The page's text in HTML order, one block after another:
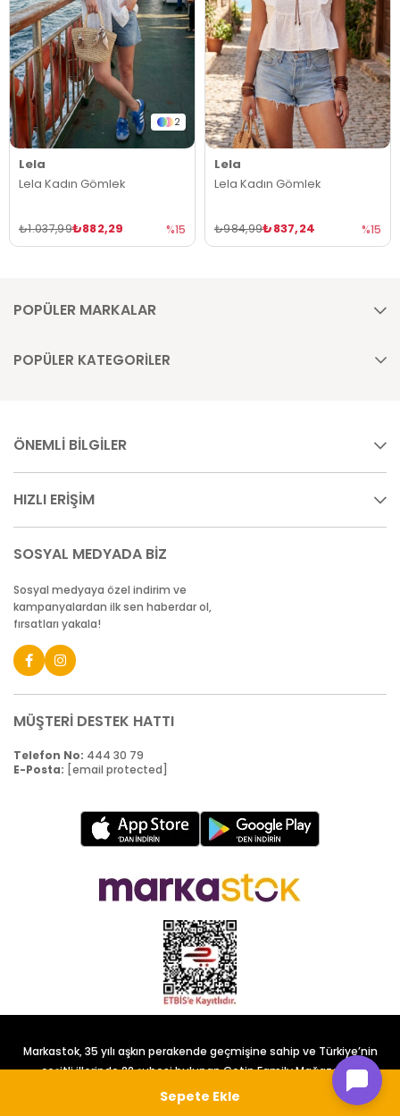
2
Lela
Lela Kadın Gömlek
₺882,29
₺1.037,99 %15
Lela
Lela Kadın Gömlek
₺837,24
₺984,99 %15
POPÜLER MARKALAR
POPÜLER KATEGORİLER
ÖNEMLİ BİLGİLER
HIZLI ERİŞİM
SOSYAL MEDYADA BİZ
Sosyal medyaya özel indirim ve
kampanyalardan ilk sen haberdar ol,
fırsatları yakala!
MÜŞTERİ DESTEK HATTI
Telefon No: 444 30 79
E-Posta: [email protected]
Markastok, 35 yılı aşkın perakende geçmişine sahip ve Türkiye’nin
çeşitli illerinde 22 şubesi bulunan Çetin Family Mağazacılık
tarafından kurulmuştur.